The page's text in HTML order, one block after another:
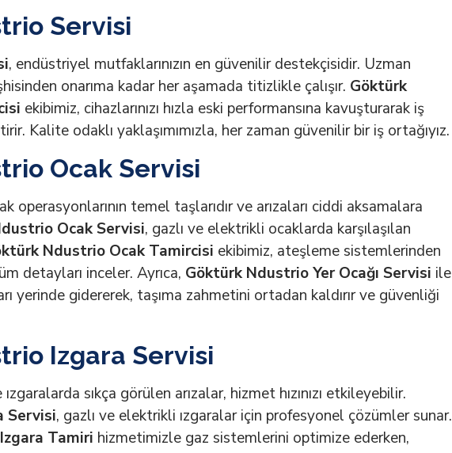
Servisi
, endüstriyel mutfaklarınızın en güvenilir destekçisidir. Uzman
onarıma kadar her aşamada titizlikle çalışır. Göktürk
ekibimiz, cihazlarınızı hızla eski performansına kavuşturarak iş
Kalite odaklı yaklaşımımızla, her zaman güvenilir bir iş ortağıyız.
Ocak Servisi
operasyonlarının temel taşlarıdır ve arızaları ciddi aksamalara
Ocak Servisi, gazlı ve elektrikli ocaklarda karşılaşılan
Ndustrio Ocak Tamircisi ekibimiz, ateşleme sistemlerinden
detayları inceler. Ayrıca, Göktürk Ndustrio Yer Ocağı Servisi ile
yerinde gidererek, taşıma zahmetini ortadan kaldırır ve güvenliği
Izgara Servisi
sıkça görülen arızalar, hizmet hızınızı etkileyebilir.
Servisi, gazlı ve elektrikli ızgaralar için profesyonel çözümler sunar.
Tamiri hizmetimizle gaz sistemlerini optimize ederken,